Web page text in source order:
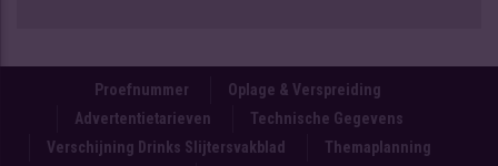
Proefnummer
Oplage & Verspreiding
Advertentietarieven
Technische Gegevens
Verschijning Drinks Slijtersvakblad
Themaplanning